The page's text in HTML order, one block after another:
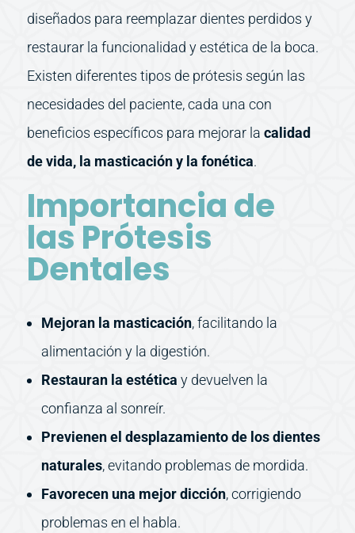
diseñados para reemplazar dientes perdidos y
restaurar la funcionalidad y estética de la boca.
Existen diferentes tipos de prótesis según las
necesidades del paciente, cada una con
beneficios específicos para mejorar la calidad
de vida, la masticación y la fonética.
Importancia de
las Prótesis
Dentales
Mejoran la masticación, facilitando la
alimentación y la digestión.
Restauran la estética y devuelven la
confianza al sonreír.
Previenen el desplazamiento de los dientes
naturales, evitando problemas de mordida.
Favorecen una mejor dicción, corrigiendo
problemas en el habla.